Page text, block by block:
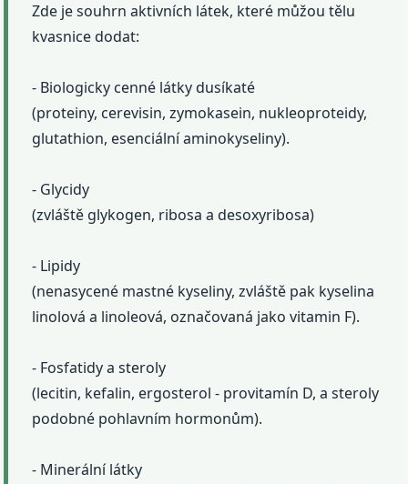
Zde je souhrn aktivních látek, které můžou tělu
kvasnice dodat:
- Biologicky cenné látky dusíkaté
(proteiny, cerevisin, zymokasein, nukleoproteidy,
glutathion, esenciální aminokyseliny).
- Glycidy
(zvláště glykogen, ribosa a desoxyribosa)
- Lipidy
(nenasycené mastné kyseliny, zvláště pak kyselina
linolová a linoleová, označovaná jako vitamin F).
- Fosfatidy a steroly
(lecitin, kefalin, ergosterol - provitamín D, a steroly
podobné pohlavním hormonům).
- Minerální látky